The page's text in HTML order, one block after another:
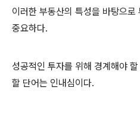
이러한 부동산의 특성을 바탕으로
중요하다.
성공적인 투자를 위해 경계해야
할 단어는 인내심이다.